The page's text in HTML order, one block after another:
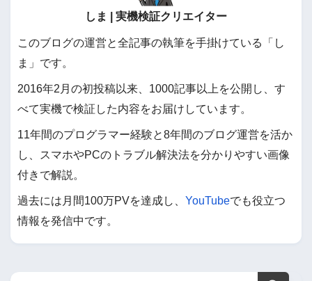
しま | 実機検証クリエイター
このブログの運営と全記事の執筆を手掛けている「し
ま」です。
2016年2月の初投稿以来、1000記事以上を公開し、す
べて実機で検証した内容をお届けしています。
11年間のプログラマー経験と8年間のブログ運営を活か
し、スマホやPCのトラブル解決法を分かりやすい画像
付きで解説。
過去には月間100万PVを達成し、 YouTubeでも役立つ
情報を発信中です。